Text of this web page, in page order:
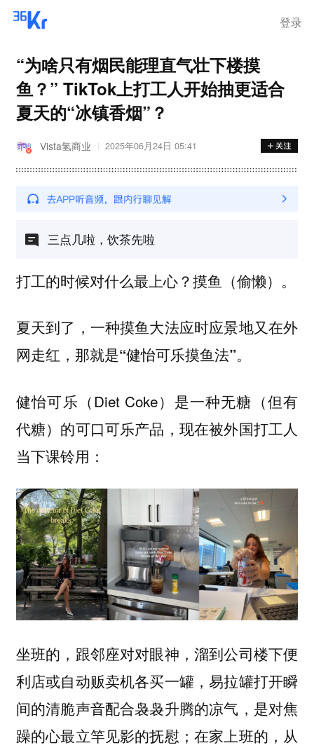
登录
“为啥只有烟民能理直气壮下楼摸
鱼？” TikTok上打工人开始抽更适合
夏天的“冰镇香烟”？
Vista氢商业 2025年06月24日 05:41
三点几啦，饮茶先啦
打工的时候对什么最上心？摸鱼（偷懒）。
夏天到了，一种摸鱼大法应时应景地又在外
网走红，那就是“健怡可乐摸鱼法”。
健怡可乐（Diet Coke）是一种无糖（但有
代糖）的可口可乐产品，现在被外国打工人
当下课铃用：
坐班的，跟邻座对对眼神，溜到公司楼下便
利店或自动贩卖机各买一罐，易拉罐打开瞬
间的清脆声音配合袅袅升腾的凉气，是对焦
躁的心最立竿见影的抚慰；在家上班的，从